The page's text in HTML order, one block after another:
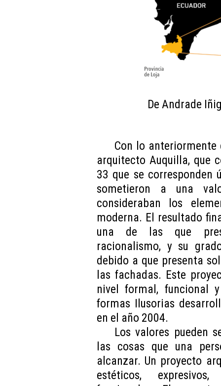
De Andrade
Con lo
arquitecto Auquilla, que
33 que se corresponden
sometieron a una
consideraban los
moderna. El resultado
una de las que
racionalismo, y su
debido a que presenta
las fachadas. Este
nivel formal, funcional
formas Ilusorias
en el año 2004.
Los valores pueden
las cosas que una
alcanzar. Un proyecto
estéticos,